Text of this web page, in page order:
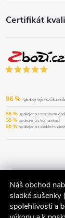
Náš obchod
sladké sušenky
spolehlivosti a
Certifikát
96 % spokojených
98 % spokojeno s termínem
99 % spokojeno s komunikací
99 % spokojeno s dodáním